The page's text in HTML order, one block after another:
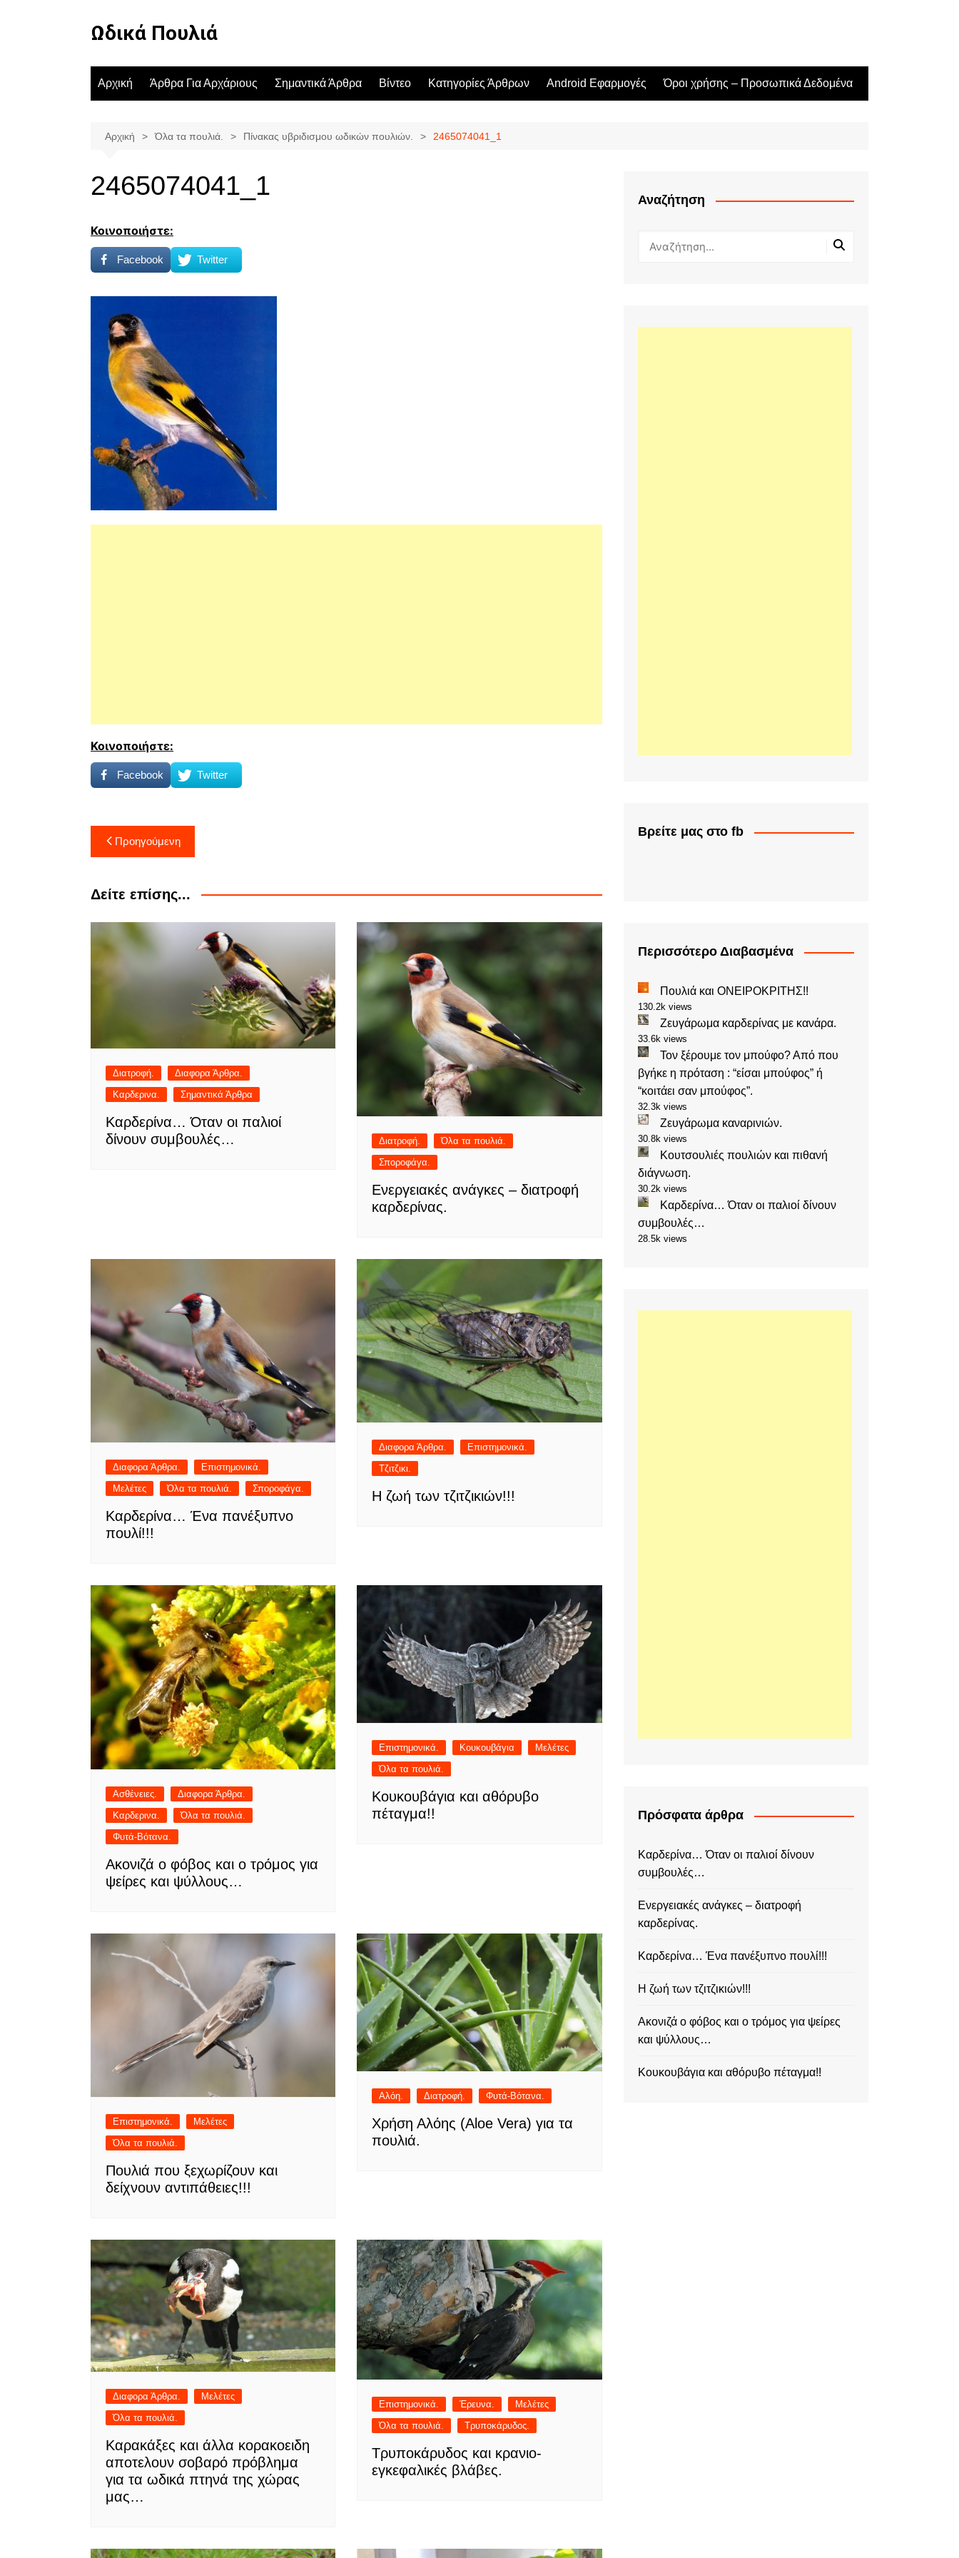
Ωδικά Πουλιά
Αρχική Άρθρα Για Αρχάριους Σημαντικά Άρθρα Βίντεο Κατηγορίες Άρθρων Android Εφαρμογές Όροι χρήσης – Προσωπικά Δεδομένα
Αρχική Όλα τα πουλιά. Πίνακας υβριδισμου ωδικών πουλιών. 2465074041_1
2465074041_1
Κοινοποιήστε:
Facebook Twitter
Κοινοποιήστε:
Facebook Twitter
Πλοήγηση
άρθρων
Προηγούμενη
Δείτε επίσης...
Διατροφή.
Διαφορα Άρθρα.
Καρδερινα.
Σημαντικά Άρθρα
Καρδερίνα… Όταν οι παλιοί
δίνουν συμβουλές…
Διατροφή.
Όλα τα πουλιά.
Σποροφάγα.
Ενεργειακές ανάγκες – διατροφή
καρδερίνας.
Διαφορα Άρθρα.
Επιστημονικά.
Μελέτες
Όλα τα πουλιά. Σποροφάγα.
Καρδερίνα… Ένα πανέξυπνο
πουλί!!!
Διαφορα Άρθρα.
Επιστημονικά.
Τζιτζικι.
Η ζωή των τζιτζικιών!!!
Ασθένειες.
Διαφορα Άρθρα.
Καρδερινα.
Όλα τα πουλιά.
Φυτά-Βότανα.
Ακονιζά ο φόβος και ο τρόμος για
ψείρες και ψύλλους…
Επιστημονικά. Κουκουβάγια
Μελέτες
Όλα τα πουλιά.
Κουκουβάγια και αθόρυβο
πέταγμα!!
Επιστημονικά.
Μελέτες
Όλα τα πουλιά.
Πουλιά που ξεχωρίζουν και
δείχνουν αντιπάθειες!!!
Αλόη. Διατροφή. Φυτά-Βότανα.
Χρήση Αλόης (Aloe Vera) για τα
πουλιά.
Διαφορα Άρθρα.
Μελέτες
Όλα τα πουλιά.
Καρακάξες και άλλα κορακοειδη
αποτελουν σοβαρό πρόβλημα
για τα ωδικά πτηνά της χώρας
μας…
Επιστημονικά. Έρευνα.
Μελέτες
Όλα τα πουλιά.
Τρυποκάρυδος.
Τρυποκάρυδος και κρανιο-
εγκεφαλικές βλάβες.
Αναζήτηση
Βρείτε μας στο fb
Περισσότερο Διαβασμένα
Πουλιά και ΟΝΕΙΡΟΚΡΙΤΗΣ!!
130.2k views
Ζευγάρωμα καρδερίνας με κανάρα.
33.6k views
Τον ξέρουμε τον μπούφο? Από που
βγήκε η πρόταση : “είσαι μπούφος” ή
“κοιτάει σαν μπούφος”.
32.3k views
Ζευγάρωμα καναρινιών.
30.8k views
Κουτσουλιές πουλιών και πιθανή
διάγνωση.
30.2k views
Καρδερίνα… Όταν οι παλιοί δίνουν
συμβουλές…
28.5k views
Πρόσφατα άρθρα
Καρδερίνα… Όταν οι παλιοί δίνουν
συμβουλές…
Ενεργειακές ανάγκες – διατροφή
καρδερίνας.
Καρδερίνα… Ένα πανέξυπνο πουλί!!!
Η ζωή των τζιτζικιών!!!
Ακονιζά ο φόβος και ο τρόμος για ψείρες
και ψύλλους…
Κουκουβάγια και αθόρυβο πέταγμα!!